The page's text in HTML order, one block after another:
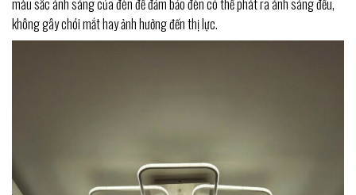
màu sắc ánh sáng của đèn để đảm bảo đèn có thể phát ra ánh sáng đều,
không gây chói mắt hay ảnh hưởng đến thị lực.